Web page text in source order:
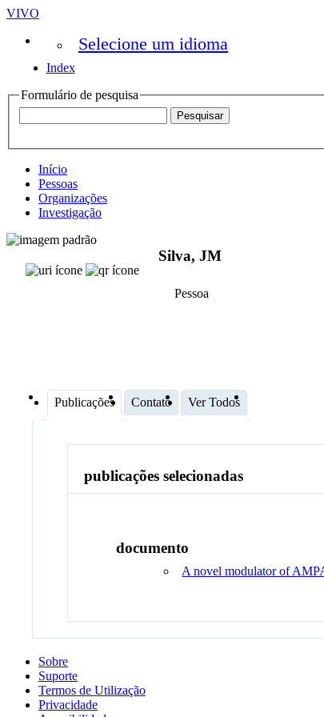
VIVO
Selecione um idioma
Index
Formulário de pesquisa
Início
Pessoas
Organizações
Investigação
Silva, JM
Pessoa
Publicações Contato Ver Todos
publicações selecionadas
documento
A novel modulator of
Sobre
Suporte
Termos de Utilização
Privacidade